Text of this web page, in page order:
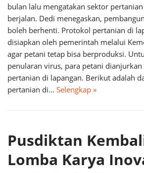
bulan lalu mengatakan sektor
berjalan. Dedi menegaskan,
boleh berhenti. Protokol pertanian di
disiapkan oleh pemerintah melalui
agar petani tetap bisa berproduksi.
penularan virus, para petani
pertanian di lapangan. Berikut adalah
pertanian di… Selengkap »
Pusdiktan
Lomba Karya